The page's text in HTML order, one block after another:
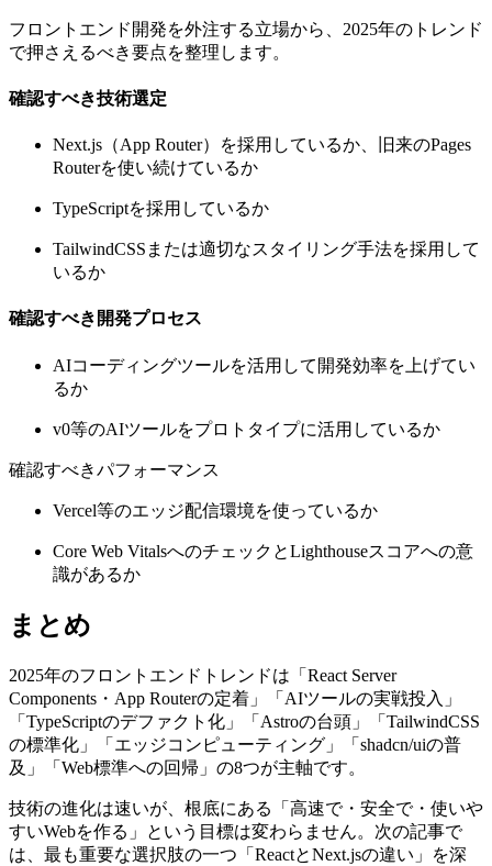
フロントエンド開発を外注する立場から、2025年のトレンド
で押さえるべき要点を整理します。
確認すべき技術選定
Next.js（App Router）を採用しているか、旧来のPages
Routerを使い続けているか
TypeScriptを採用しているか
TailwindCSSまたは適切なスタイリング手法を採用して
いるか
確認すべき開発プロセス
AIコーディングツールを活用して開発効率を上げてい
るか
v0等のAIツールをプロトタイプに活用しているか
確認すべきパフォーマンス
Vercel等のエッジ配信環境を使っているか
Core Web VitalsへのチェックとLighthouseスコアへの意
識があるか
まとめ
2025年のフロントエンドトレンドは「React Server
Components・App Routerの定着」「AIツールの実戦投入」
「TypeScriptのデファクト化」「Astroの台頭」「TailwindCSS
の標準化」「エッジコンピューティング」「shadcn/uiの普
及」「Web標準への回帰」の8つが主軸です。
技術の進化は速いが、根底にある「高速で・安全で・使いや
すいWebを作る」という目標は変わらません。次の記事で
は、最も重要な選択肢の一つ「ReactとNext.jsの違い」を深